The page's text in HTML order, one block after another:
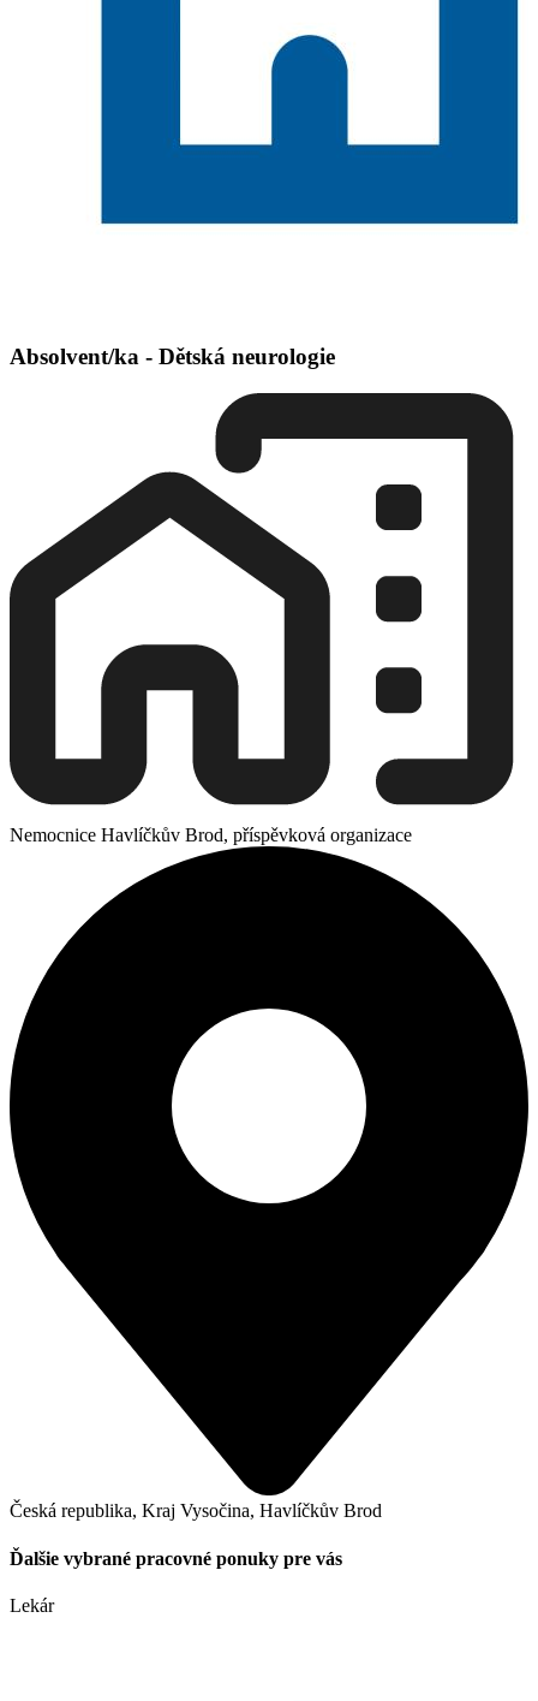
Absolvent/ka - Dětská neurologie
Nemocnice Havlíčkův Brod, příspěvková organizace
Česká republika, Kraj Vysočina, Havlíčkův Brod
Ďalšie vybrané pracovné ponuky pre vás
Lekár